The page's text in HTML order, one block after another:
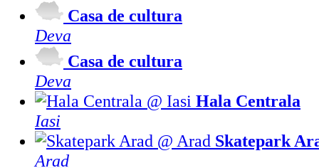
Casa de cultura
Deva
Casa de cultura
Deva
Hala Centrala
Iasi
Skatepark
Arad